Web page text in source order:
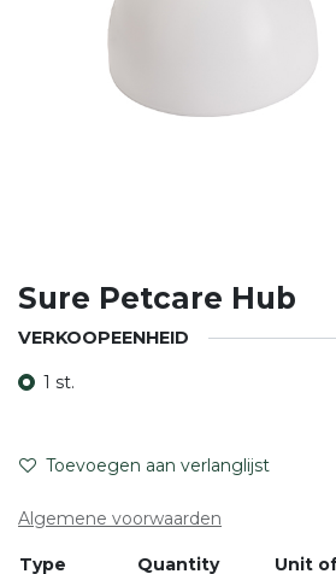
Sure Petcare Hub
VERKOOPEENHEID
1 st.
Toevoegen aan verlanglijst
Algemene voorwaarden
Type Quantity Unit